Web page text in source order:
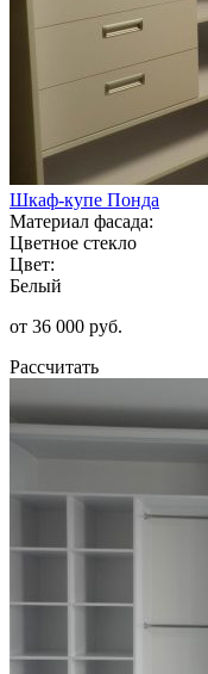
Шкаф-купе Понда
Материал фасада:
Цветное стекло
Цвет:
Белый
от 36 000 руб.
Рассчитать